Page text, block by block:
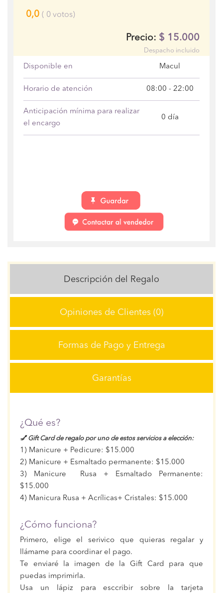
0,0 ( 0 votos)
Precio: $ 15.000
Despacho incluido
Disponible en Macul
Horario de atención 08:00 - 22:00
Anticipación mínima para realizar
el encargo
0 día
Descripción del Regalo
Opiniones de Clientes (0)
Formas de Pago y Entrega
Garantías
¿Qué es?
💅 Gift Card de regalopor uno de estos servicios a elección:
1) Manicure + Pedicure: $15.000
2) Manicure + Esmaltado permanente: $15.000
3) Manicure Rusa + Esmaltado Permanente:
$15.000
4) Manicura Rusa + Acrílicas+ Cristales: $15.000
¿Cómo funciona?
Primero, elige el serivico que quieras regalar y
llámame para coordinar el pago.
Te enviaré la imagen de la Gift Card para que
puedas imprimirla.
Usa un lápiz para esccribir sobre la tarjeta